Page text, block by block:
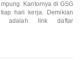
Kantornya di GSG
hari kerja. Demikian
adalah link daftar